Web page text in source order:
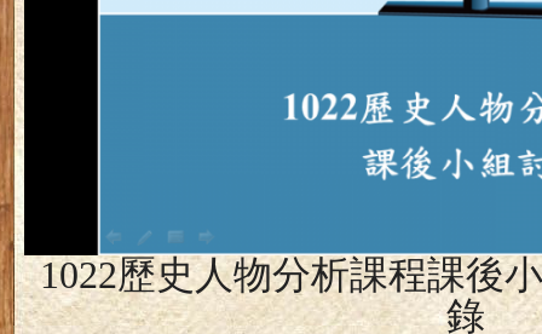
1022歷史人物分析課程課後
錄